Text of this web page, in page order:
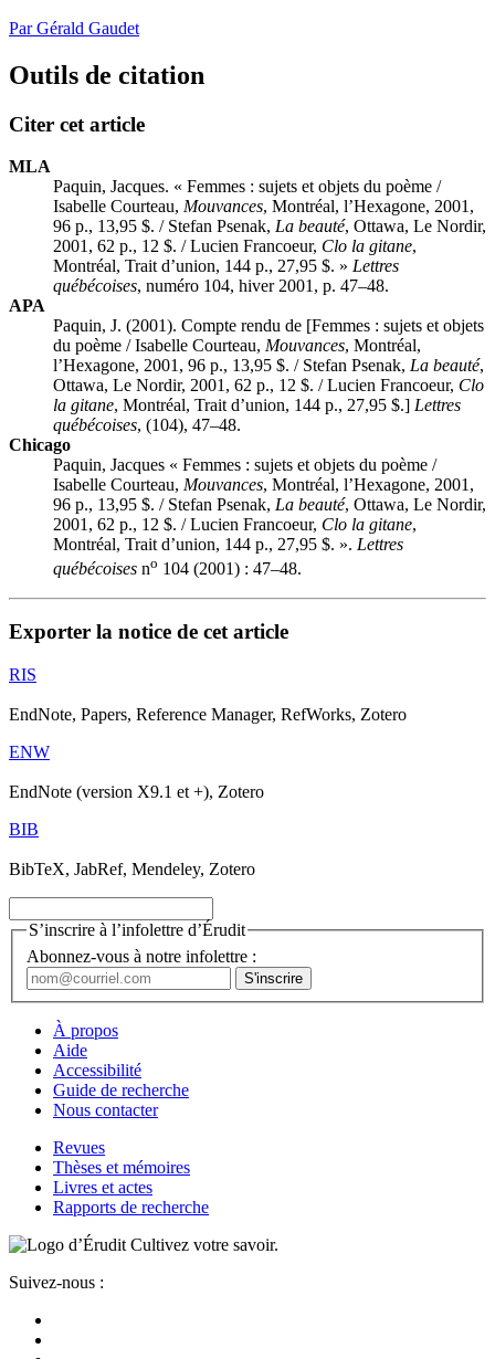
Par Gérald Gaudet
Outils de citation
Citer cet article
MLA
Paquin, Jacques. « Femmes : sujets et objets du poème /
Isabelle Courteau, Mouvances, Montréal, l’Hexagone, 2001,
96 p., 13,95 $. / Stefan Psenak, La beauté, Ottawa, Le Nordir,
2001, 62 p., 12 $. / Lucien Francoeur, Clo la gitane,
Montréal, Trait d’union, 144 p., 27,95 $. » Lettres
québécoises, numéro 104, hiver 2001, p. 47–48.
APA
Paquin, J. (2001). Compte rendu de [Femmes : sujets et objets
du poème / Isabelle Courteau, Mouvances, Montréal,
l’Hexagone, 2001, 96 p., 13,95 $. / Stefan Psenak, La beauté,
Ottawa, Le Nordir, 2001, 62 p., 12 $. / Lucien Francoeur, Clo
la gitane, Montréal, Trait d’union, 144 p., 27,95 $.] Lettres
québécoises, (104), 47–48.
Chicago
Paquin, Jacques « Femmes : sujets et objets du poème /
Isabelle Courteau, Mouvances, Montréal, l’Hexagone, 2001,
96 p., 13,95 $. / Stefan Psenak, La beauté, Ottawa, Le Nordir,
2001, 62 p., 12 $. / Lucien Francoeur, Clo la gitane,
Montréal, Trait d’union, 144 p., 27,95 $. ». Lettres
québécoises no 104 (2001) : 47–48.
Exporter la notice de cet article
RIS
EndNote, Papers, Reference Manager, RefWorks, Zotero
ENW
EndNote (version X9.1 et +), Zotero
BIB
BibTeX, JabRef, Mendeley, Zotero
S’inscrire à l’infolettre d’Érudit
Abonnez-vous à notre infolettre :
À propos
Aide
Accessibilité
Guide de recherche
Nous contacter
Revues
Thèses et mémoires
Livres et actes
Rapports de recherche
Cultivez votre savoir.
Suivez-nous :